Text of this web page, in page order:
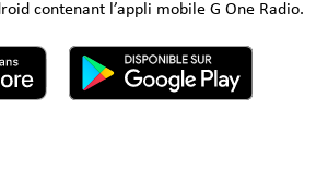
contenant l’appli mobile G One Radio.